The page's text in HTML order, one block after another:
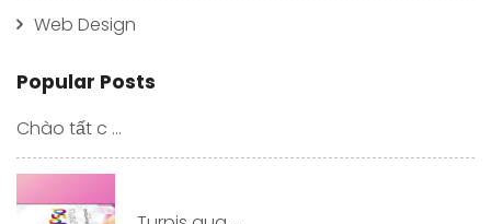
Web Design
Popular Posts
Chào tất c ...